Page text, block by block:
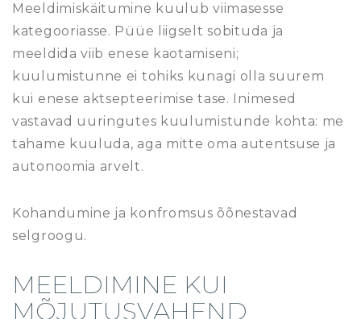
Meeldimiskäitumine kuulub viimasesse
kategooriasse. Püüe liigselt sobituda ja
meeldida viib enese kaotamiseni;
kuulumistunne ei tohiks kunagi olla suurem
kui enese aktsepteerimise tase. Inimesed
vastavad uuringutes kuulumistunde kohta: me
tahame kuuluda, aga mitte oma autentsuse ja
autonoomia arvelt.
Kohandumine ja konfromsus õõnestavad
selgroogu.
MEELDIMINE KUI
MÕJUTUSVAHEND